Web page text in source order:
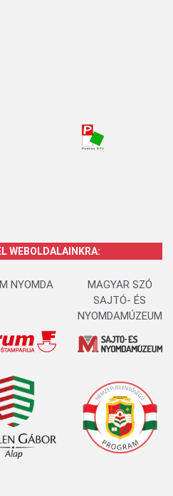
WEBOLDALAINKRA:
NYOMDA
MAGYAR SZÓ
SAJTÓ- ÉS
NYOMDAMÚZEUM